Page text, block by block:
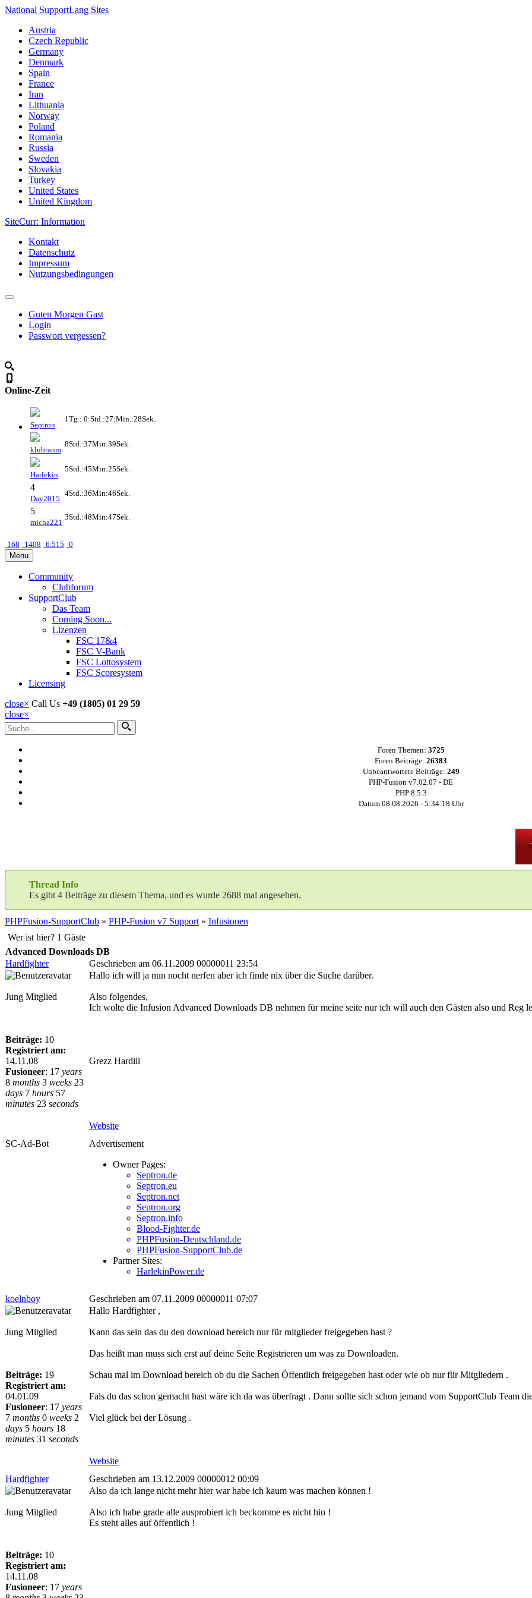
National SupportLang Sites
Austria
Czech Republic
Germany
Denmark
Spain
France
Iran
Lithuania
Norway
Poland
Romania
Russia
Sweden
Slovakia
Turkey
United States
United Kingdom
SiteCurr: Information
Kontakt
Datenschutz
Impressum
Nutzungsbedingungen
Guten Morgen Gast
Login
Passwort vergessen?
Online-Zeit
Septron
1Tg.: 0:Std.:27:Min.:28Sek.
klubraum
8Std.:37Min:39Sek.
Harlekin
5Std.:45Min:25Sek.
4
Day2015
4Std.:36Min:46Sek.
5
micha221
3Std.:48Min:47Sek.
168 1408 6.515 0
Menu
Community
Clubforum
SupportClub
Das Team
Coming Soon...
Lizenzen
FSC 17&4
FSC V-Bank
FSC Lottosystem
FSC Scoresystem
Licensing
close× Call Us +49 (1805) 01 29 59
close×
Foren Themen: 3725
Foren Beiträge: 26383
Unbeantwortete Beiträge: 249
PHP-Fusion v7.02.07 - DE
PHP 8.5.3
Datum 08.08.2026 - 5:34:18 Uhr
Thread Info
Es gibt 4 Beiträge zu diesem Thema, und es wurde 2688 mal angesehen.
PHPFusion-SupportClub » PHP-Fusion v7 Support » Infusionen
Wer ist hier? 1 Gäste
Advanced Downloads DB
Hardfighter
Geschrieben am 06.11.2009 00000011 23:54
Jung Mitglied
Beiträge: 10
Registriert am:
14.11.08
Fusioneer: 17 years
8 months 3 weeks 23
days 7 hours 57
minutes 23 seconds
Hallo ich will ja nun nocht nerfen aber ich finde nix über die Suche darüber.
Also folgendes,
Ich wolte die Infusion Advanced Downloads DB nehmen für meine seite nur ich will auch den Gästen also und Reg
Grezz Hardiii
Website
SC-Ad-Bot
Advertisement
Owner Pages:
Septron.de
Septron.eu
Septron.net
Septron.org
Septron.info
Blood-Fighter.de
PHPFusion-Deutschland.de
PHPFusion-SupportClub.de
Partner Sites:
HarlekinPower.de
koelnboy Geschrieben am 07.11.2009 00000011 07:07
Jung Mitglied
Beiträge: 19
Registriert am:
04.01.09
Fusioneer: 17 years
7 months 0 weeks 2
days 5 hours 18
minutes 31 seconds
Hallo Hardfighter ,
Kann das sein das du den download bereich nur für mitglieder freigegeben hast ?
Das heißt man muss sich erst auf deine Seite Registrieren um was zu Downloaden.
Schau mal im Download bereich ob du die Sachen Öffentlich freigegeben hast oder wie ob nur für Mitgliedern .
Fals du das schon gemacht hast wäre ich da was überfragt . Dann sollte sich schon jemand vom SupportClub Team
Viel glück bei der Lösung .
Website
Hardfighter
Geschrieben am 13.12.2009 00000012 00:09
Jung Mitglied
Beiträge: 10
Registriert am:
14.11.08
Fusioneer: 17 years
Also da ich lange nicht mehr hier war habe ich kaum was machen können !
Also ich habe grade alle ausprobiert ich beckomme es nicht hin !
Es steht alles auf öffentlich !